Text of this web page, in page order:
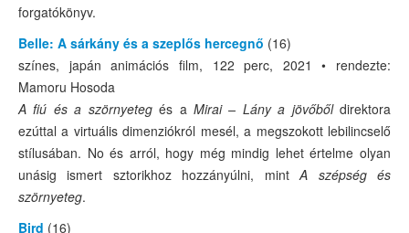
forgatókönyv.
Belle: A sárkány és a szeplős hercegnő (16)
színes, japán animációs film, 122 perc, 2021 • rendezte:
Mamoru Hosoda
A fiú és a szörnyetegés a Mirai – Lány a jövőbőldirektora
ezúttal a virtuális dimenziókról mesél, a megszokott lebilincselő
stílusában. No és arról, hogy még mindig lehet értelme olyan
unásig ismert sztorikhoz hozzányúlni, mintA szépség és
szörnyeteg.
Bird (16)